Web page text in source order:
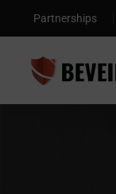
Partnerships